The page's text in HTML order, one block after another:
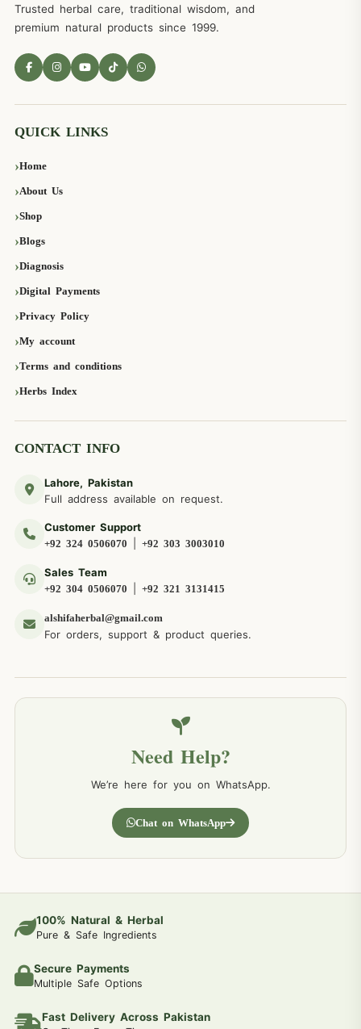
Trusted herbal care, traditional wisdom, and
premium natural products since 1999.
QUICK LINKS
Home
About Us
Shop
Blogs
Diagnosis
Digital Payments
Privacy Policy
My account
Terms and conditions
Herbs Index
CONTACT INFO
Lahore, Pakistan
Full address available on request.
Customer Support
+92 324 0506070 +92 303 3003010
Sales Team
+92 304 0506070 +92 321 3131415
alshifaherbal@gmail.com
For orders, support & product queries.
Need Help?
We’re here for you on WhatsApp.
Chat on WhatsApp
100% Natural & Herbal
Pure & Safe Ingredients
Secure Payments
Multiple Safe Options
Fast Delivery Across Pakistan